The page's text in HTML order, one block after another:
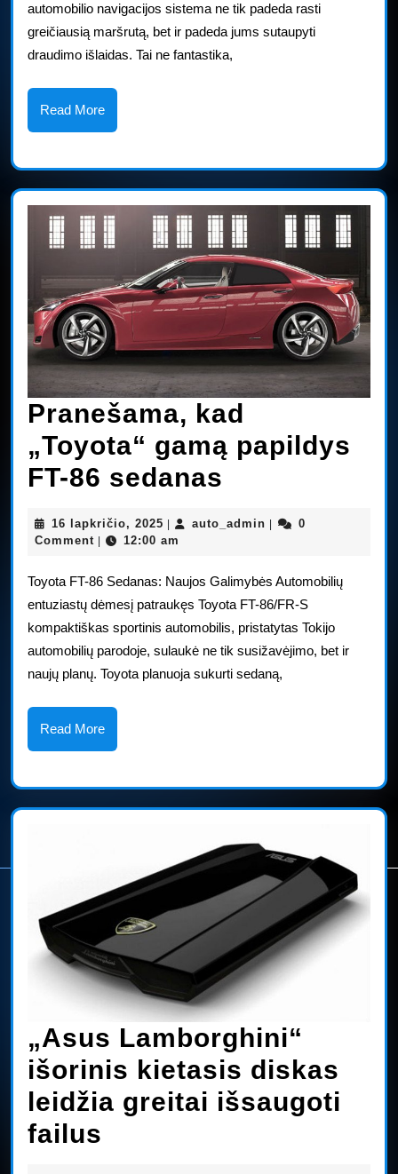
automobilio navigacijos sistema ne tik padeda rasti
greičiausią maršrutą, bet ir padeda jums sutaupyti
draudimo išlaidas. Tai ne fantastika,
Read MoreRead
More
Pranešama, kad
„Toyota“ gamą papildys
FT-86 sedanas
gamą
papildys
FT-
86
16 lapkričio, 2025 16
lapkričio,
auto_admin auto_admin
0
Comment
12:00 am
Toyota FT-86 Sedanas: Naujos Galimybės Automobilių
entuziastų dėmesį patraukęs Toyota FT-86/FR-S
kompaktiškas sportinis automobilis, pristatytas Tokijo
automobilių parodoje, sulaukė ne tik susižavėjimo, bet ir
naujų planų. Toyota planuoja sukurti sedaną,
Read MoreRead
More
„Asus Lamborghini“
išorinis kietasis diskas
leidžia greitai išsaugoti
failus